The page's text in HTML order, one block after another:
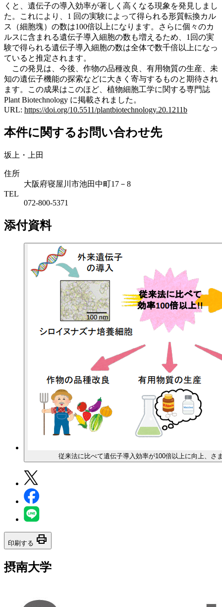
くと、遺伝子の導入効率が著しく高くなる現象を発見しまし
た。これにより、1 回の実験によって得られる形質転換カル
ス（細胞塊）の数は100倍以上になります。さらに個々のカ
ルスに含まれる遺伝子導入細胞の数も増えるため、1回の実
験で得られる遺伝子導入細胞の数は全体で数千倍以上になっ
ていると推定されます。
この発見は、今後、作物の品種改良、有用物質の生産、未
知の遺伝子機能の探索などに大きく寄与するものと期待され
ます。この成果はこのほど、植物細胞工学に関する専門誌
Plant Biotechnology に掲載されました。
URL: https://doi.org/10.5511/plantbiotechnology.20.1211b
本件に関するお問い合わせ先
坂上・上田
住所
大阪府寝屋川市池田中町17－8
TEL
072-800-5371
添付資料
従来法に比べて遺伝子導入効率が100倍以上に向上、さ
印刷する print
摂南大学